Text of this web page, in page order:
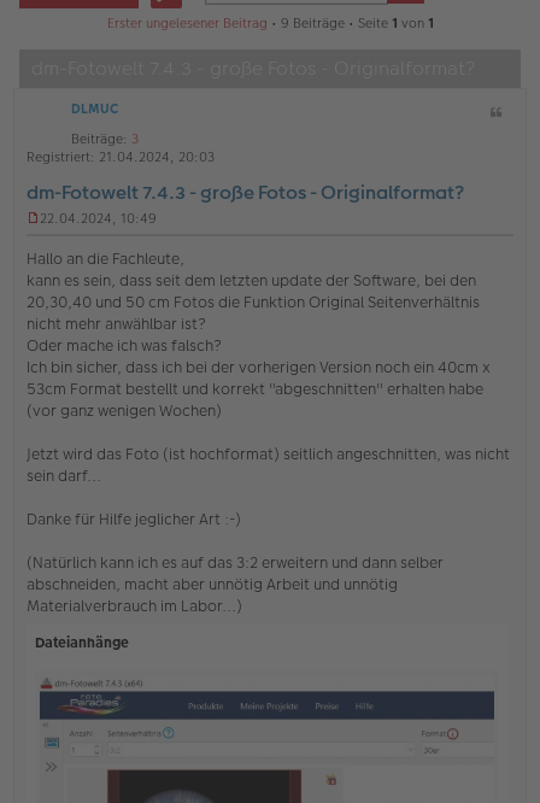
Erster ungelesener Beitrag • 9 Beiträge • Seite 1 von 1
DLMUC
Beiträge: 3
Registriert: 21.04.2024, 20:03
dm-Fotowelt 7.4.3 - große Fotos - Originalformat?
g
e
l
e
s
e
n
e
r
e
t
a
22.04.2024, 10:49
Hallo an die Fachleute,
kann es sein, dass seit dem letzten update der Software, bei den
20,30,40 und 50 cm Fotos die Funktion Original Seitenverhältnis
nicht mehr anwählbar ist?
Oder mache ich was falsch?
Ich bin sicher, dass ich bei der vorherigen Version noch ein 40cm x
53cm Format bestellt und korrekt "abgeschnitten" erhalten habe
(vor ganz wenigen Wochen)
Jetzt wird das Foto (ist hochformat) seitlich angeschnitten, was nicht
sein darf...
Danke für Hilfe jeglicher Art :-)
(Natürlich kann ich es auf das 3:2 erweitern und dann selber
abschneiden, macht aber unnötig Arbeit und unnötig
Materialverbrauch im Labor...)
Dateianhänge